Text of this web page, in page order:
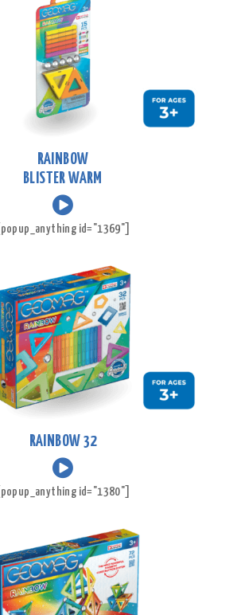
RAINBOW
BLISTER WARM
RAINBOW 32
[popup_anything id="1369"]
[popup_anything id="1380"]